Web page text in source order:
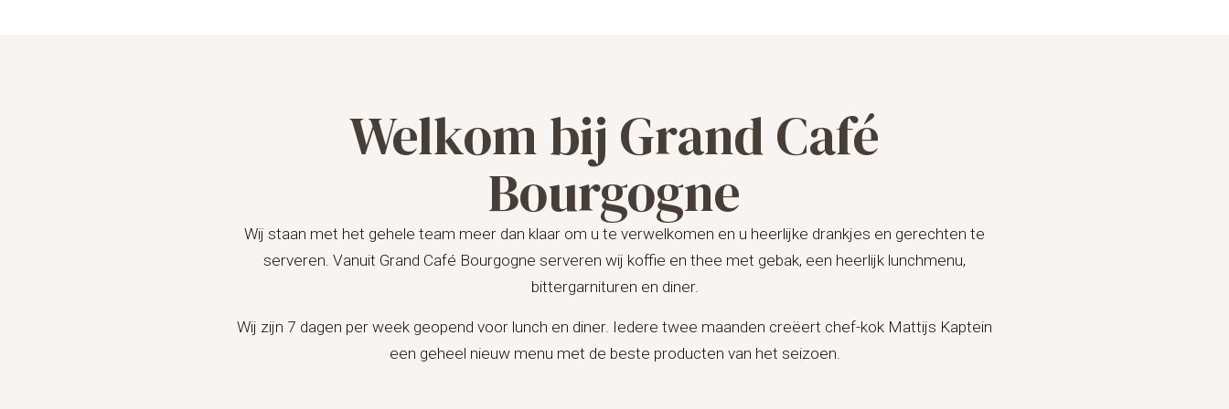
Welkom bij Grand Café
Bourgogne
Wij staan met het gehele team meer dan klaar om u te verwelkomen en u heerlijke drankjes en gerechten te
serveren. Vanuit Grand Café Bourgogne serveren wij koffie en thee met gebak, een heerlijk lunchmenu,
bittergarnituren en diner.
Wij zijn 7 dagen per week geopend voor lunch en diner. Iedere twee maanden creëert chef-kok Mattijs Kaptein
een geheel nieuw menu met de beste producten van het seizoen.